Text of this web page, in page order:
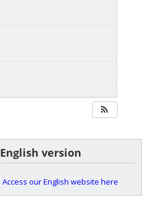
English version
Access our English website here